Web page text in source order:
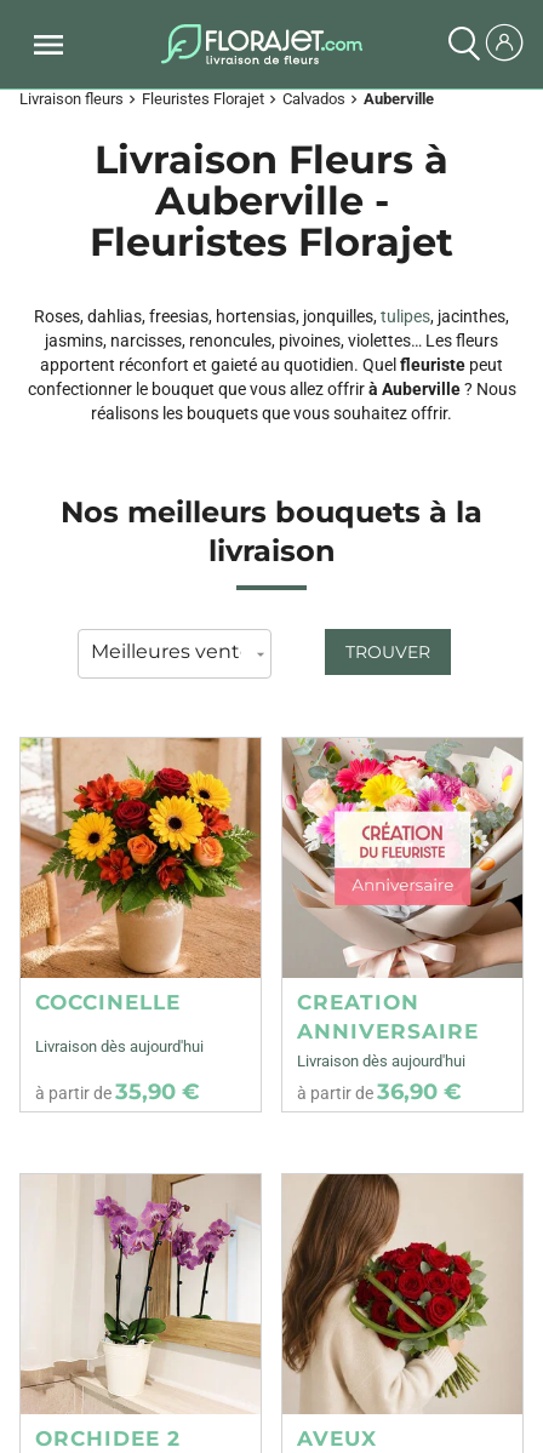
Livraison fleurs chevron_right Fleuristes Florajet chevron_right Calvados chevron_right Auberville
Livraison Fleurs à
Auberville -
Fleuristes Florajet
Roses, dahlias, freesias, hortensias, jonquilles,tulipes, jacinthes,
jasmins, narcisses, renoncules, pivoines, violettes… Les fleurs
apportent réconfort et gaieté au quotidien. Quel fleuriste peut
confectionner le bouquet que vous allez offrirà Auberville? Nous
réalisons les bouquets que vous souhaitez offrir.
Nos meilleurs bouquets à la
livraison
TROUVER
COCCINELLE
Livraison dès aujourd'hui
à partir de35,90 €
CREATION
ANNIVERSAIRE
Livraison dès aujourd'hui
à partir de36,90 €
ORCHIDEE 2
AVEUX